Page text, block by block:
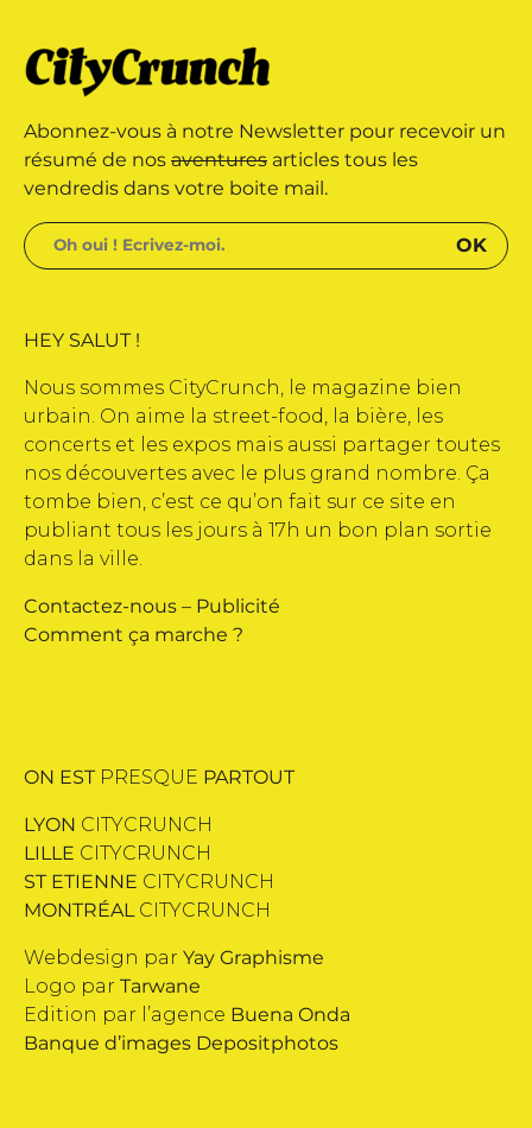
déposée • Tous droits
par Buena Onda Web •
Abonnez-vous à notre Newsletter pour recevoir un
résumé de nos aventures articles tous les
vendredis dans votre boite mail.
HEY SALUT !
Nous sommes CityCrunch, le magazine bien
urbain. On aime la street-food, la bière, les
concerts et les expos mais aussi partager toutes
nos découvertes avec le plus grand nombre. Ça
tombe bien, c’est ce qu’on fait sur ce site en
publiant tous les jours à 17h un bon plan sortie
dans la ville.
Contactez-nous – Publicité
Comment ça marche ?
ON EST PRESQUE PARTOUT
LYON CITYCRUNCH
LILLE CITYCRUNCH
ST ETIENNE CITYCRUNCH
MONTRÉALCITYCRUNCH
Webdesign par Yay Graphisme
Logo par Tarwane
Edition par l’agence Buena Onda
Banque d’images Depositphotos